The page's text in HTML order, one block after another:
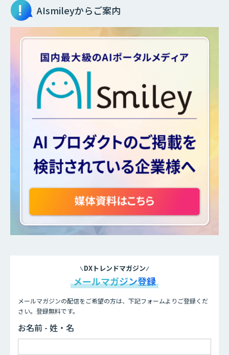
AIsmileyからご案内
DXトレンドマガジン
メールマガジン登録
メールマガジンの配信をご希望の方は、下記フォームよりご登録くだ
さい。登録無料です。
お名前 - 姓・名